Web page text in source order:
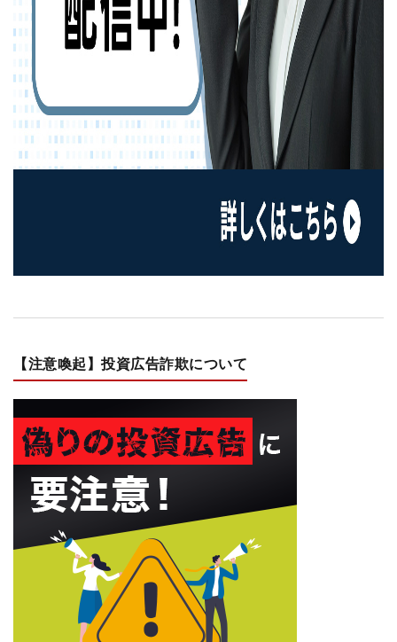
【注意喚起】投資広告詐欺について